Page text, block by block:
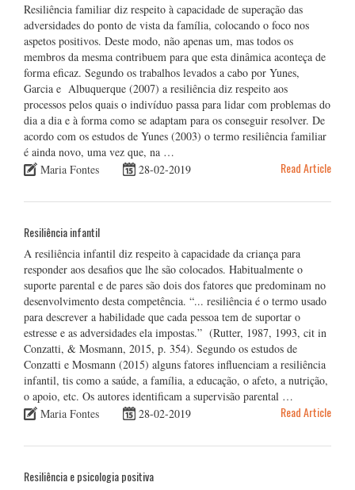
Resiliência familiar diz respeito à capacidade de superação das
adversidades do ponto de vista da família, colocando o foco nos
aspetos positivos. Deste modo, não apenas um, mas todos os
membros da mesma contribuem para que esta dinâmica aconteça de
forma eficaz. Segundo os trabalhos levados a cabo por Yunes,
Garcia e Albuquerque (2007) a resiliência diz respeito aos
processos pelos quais o indivíduo passa para lidar com problemas do
dia a dia e à forma como se adaptam para os conseguir resolver. De
acordo com os estudos de Yunes (2003) o termo resiliência familiar
é ainda novo, uma vez que, na …
Maria Fontes
28-02-2019 Read Article
Resiliência infantil
A resiliência infantil diz respeito à capacidade da criança para
responder aos desafios que lhe são colocados. Habitualmente o
suporte parental e de pares são dois dos fatores que predominam no
desenvolvimento desta competência. “... resiliência é o termo usado
para descrever a habilidade que cada pessoa tem de suportar o
estresse e as adversidades ela impostas.” (Rutter, 1987, 1993, cit in
Conzatti, & Mosmann, 2015, p. 354). Segundo os estudos de
Conzatti e Mosmann (2015) alguns fatores influenciam a resiliência
infantil, tis como a saúde, a família, a educação, o afeto, a nutrição,
o apoio, etc. Os autores identificam a supervisão parental …
Maria Fontes
28-02-2019 Read Article
Resiliência e psicologia positiva